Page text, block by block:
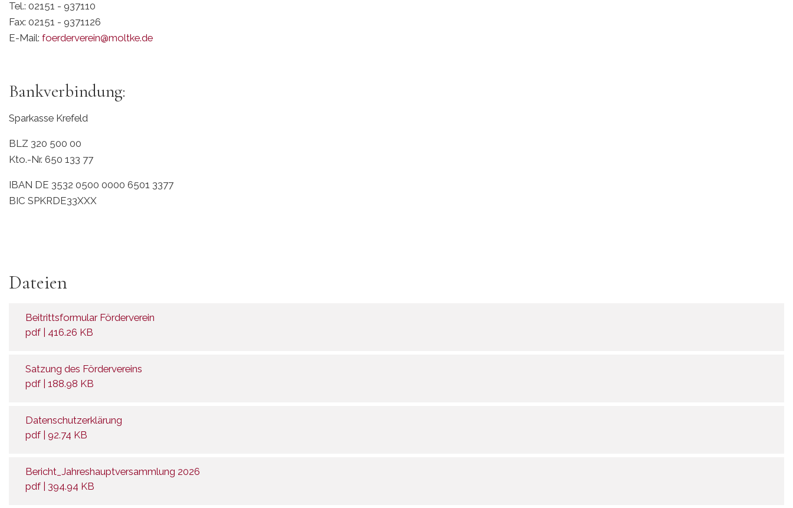
Tel.: 02151 - 937110
Fax: 02151 - 9371126
E-Mail: foerderverein@moltke.de
Bankverbindung:
Sparkasse Krefeld
BLZ 320 500 00
Kto.-Nr. 650 133 77
IBAN DE 3532 0500 0000 6501 3377
BIC SPKRDE33XXX
Dateien
Beitrittsformular Förderverein
pdf | 416.26 KB
Satzung des Fördervereins
pdf | 188.98 KB
Datenschutzerklärung
pdf | 92.74 KB
Bericht_Jahreshauptversammlung 2026
pdf | 394.94 KB